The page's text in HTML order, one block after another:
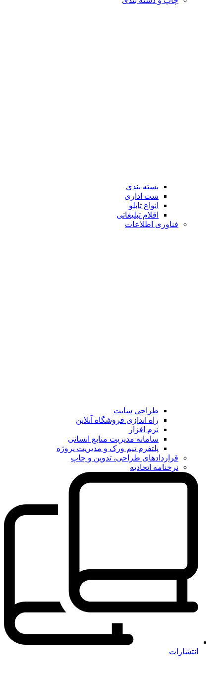
بسته بندی
ست اداری
انواع تابلو
اقلام تبلیغاتی
فناوری اطلاعات
طراحی سایت
راه اندازی فروشگاه آنلاین
نرم افزار
سامانه مدیریت منابع انسانی
پلتفرم تیم ورک و مدیریت پروژه
قراردادهای طراحی، تدوین و چاپ
نرخنامه اتحادیه
انتشارات